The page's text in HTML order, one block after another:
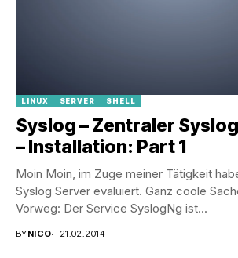
LINUX SERVER SHELL
Syslog – Zentraler
– Installation: Part 1
Moin Moin, im Zuge meiner Tätigkeit
Syslog Server evaluiert. Ganz coole
Vorweg: Der Service SyslogNg ist...
BYNICO 21.02.2014